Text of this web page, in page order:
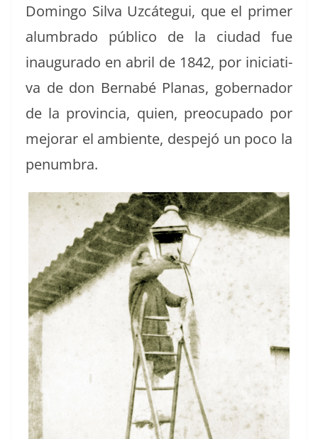
Domin­go Sil­va Uzcátegui, que el primer
alum­bra­do públi­co de la ciu­dad fue
inau­gu­ra­do en abril de 1842, por ini­cia­ti­
va de don Bern­abé Planas, gob­er­nador
de la provin­cia, quien, pre­ocu­pa­do por
mejo­rar el ambi­ente, despe­jó un poco la
penumbra.